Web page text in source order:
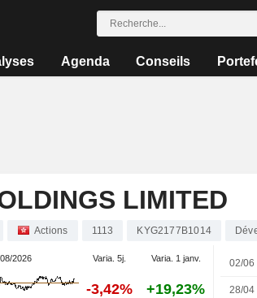
Agenda Conseils
LIMITED
Actions 1113 KYG2177B1014
2026 Varia. 5j. Varia. 1 janv.
-3,42% +19,23%
02/06
28/04